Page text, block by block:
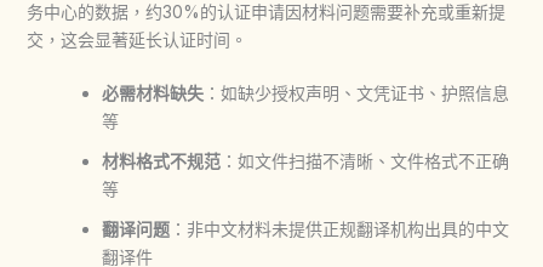
务中心的数据，约30%的认证申请因材料问题需要补充或重新提
交，这会显著延长认证时间。
必需材料缺失：如缺少授权声明、文凭证书、护照信息
等
材料格式不规范：如文件扫描不清晰、文件格式不正确
等
翻译问题：非中文材料未提供正规翻译机构出具的中文
翻译件